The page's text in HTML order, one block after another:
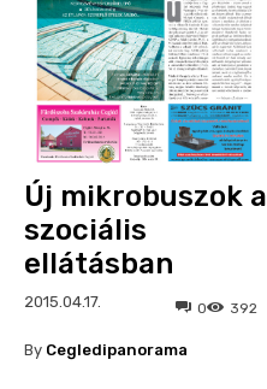
Új mikrobuszok a
szociális
ellátásban
2015.04.17. 392
0
By Cegledipanorama